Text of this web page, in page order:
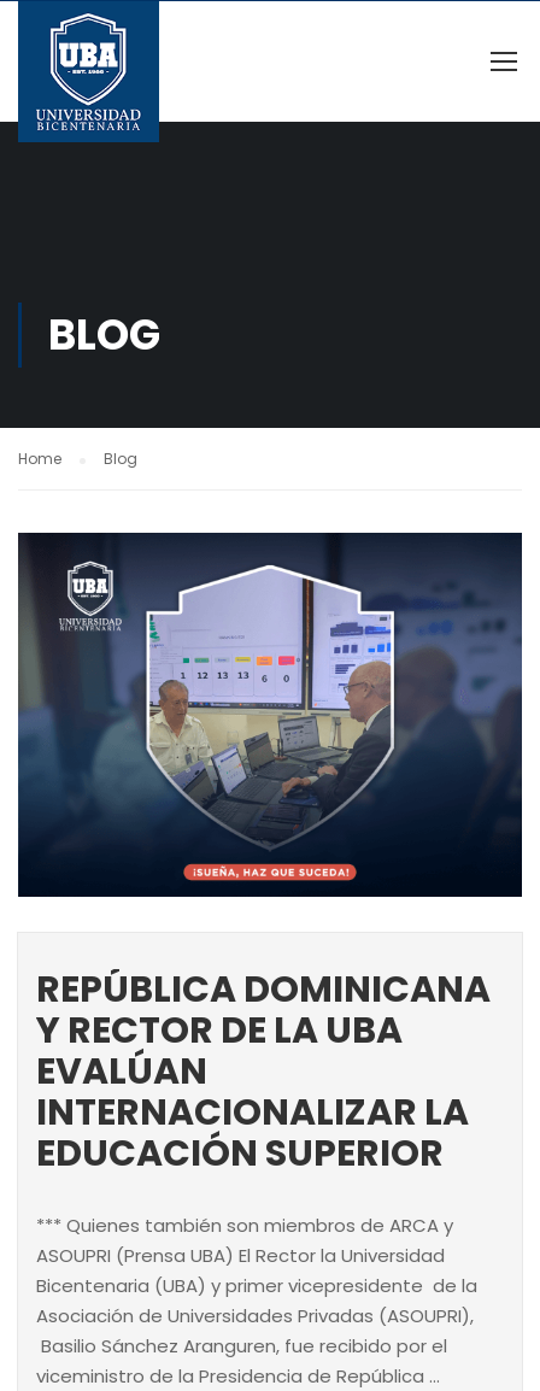
BLOG
Home Blog
REPÚBLICA DOMINICANA
Y RECTOR DE LA UBA
EVALÚAN
INTERNACIONALIZAR LA
EDUCACIÓN SUPERIOR
*** Quienes también son miembros de ARCA y
ASOUPRI (Prensa UBA) El Rector la Universidad
Bicentenaria (UBA) y primer vicepresidente de la
Asociación de Universidades Privadas (ASOUPRI),
Basilio Sánchez Aranguren, fue recibido por el
viceministro de la Presidencia de República …